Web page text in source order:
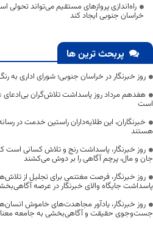
راه‌اندازی پروازهای مستقیم می‌تواند
خراسان جنوبی ایجاد کند
پربحث ترین ها
روز خبرنگار در خراسان جنوبی؛ شورای اداری به
هفدهم مرداد روز پاسداشت تلاش‌گران
است
خبرنگاران، این طلایه‌داران راستین خدمت در
هستند
روز خبرنگار، پاسداشت رنج و تلاش کسانی است
جان و مال، پرچم آگاهی را بر دوش می‌کشند
روز خبرنگار، فرصت مغتنمی برای تجلیل از
پاسداشت جایگاه والای خبرنگار در عرصه
روز خبرنگار، یادآور مجاهدت‌های خاموش
جست‌وجوی حقیقت و آگاهی‌بخشی به جامعه معنا